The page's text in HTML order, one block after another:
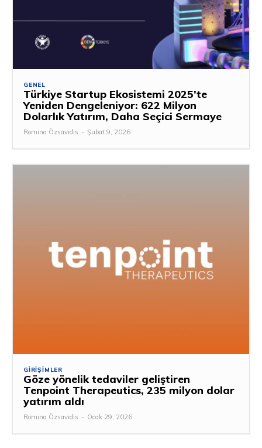
GENEL
Türkiye Startup Ekosistemi 2025’te
Yeniden Dengeleniyor: 622 Milyon
Dolarlık Yatırım, Daha Seçici Sermaye
Romina Özsavidis - Şubat 9, 2026
GIRIŞIMLER
Göze yönelik tedaviler geliştiren
Tenpoint Therapeutics, 235 milyon dolar
yatırım aldı
Romina Özsavidis - Ocak 29, 2026